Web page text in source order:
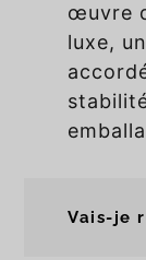
œuvre
luxe,
Vais-je